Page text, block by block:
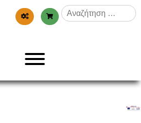
Αναζήτηση
για: